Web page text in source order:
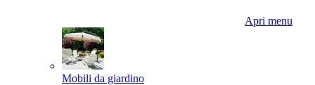
Apri menu
Mobili da giardino